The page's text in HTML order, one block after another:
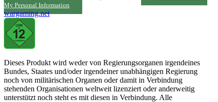
My Personal Information
wargaming.net
Dieses Produkt wird weder von Regierungsorganen irgendeines
Bundes, Staates und/oder irgendeiner unabhängigen Regierung
noch von militärischen Organen oder damit in Verbindung
stehenden Organisationen weltweit lizenziert oder anderweitig
unterstützt noch steht es mit diesen in Verbindung. Alle